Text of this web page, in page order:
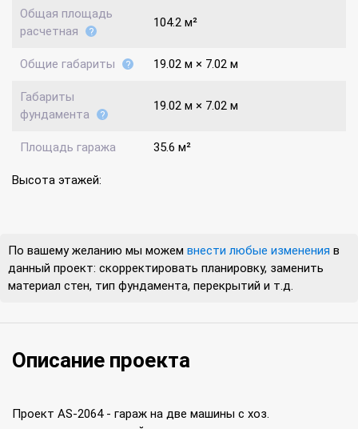
Общая площадь
расчетная
104.2 м²
Общие габариты 19.02 м × 7.02 м
Габариты
фундамента
19.02 м × 7.02 м
Площадь гаража 35.6 м²
Высота этажей:
По вашему желанию мы можем внести любые изменения в
данный проект: скорректировать планировку, заменить
материал стен, тип фундамента, перекрытий и т.д.
Описание проекта
Проект AS-2064 - гараж на две машины с хоз.